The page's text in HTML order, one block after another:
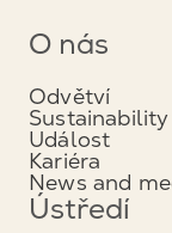
O nás
Odvětví
Sustainability
Událost
Kariéra
News and
Ústředí